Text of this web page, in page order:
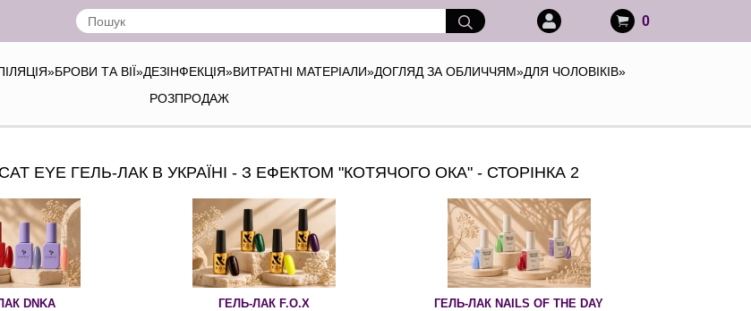
0
»БРОВИ ТА ВІЇ»ДЕЗІНФЕКЦІЯ»ВИТРАТНІ МАТЕРІАЛИ»ДОГЛЯД ЗА ОБЛИЧЧЯМ»ДЛЯ ЧОЛОВІКІВ»
РОЗПРОДАЖ
EYE ГЕЛЬ-ЛАК В УКРАЇНІ - З ЕФЕКТОМ "КОТЯЧОГО ОКА" - СТОРІНКА 2
DNKA ГЕЛЬ-ЛАК F.O.X ГЕЛЬ-ЛАК NAILS OF THE DAY